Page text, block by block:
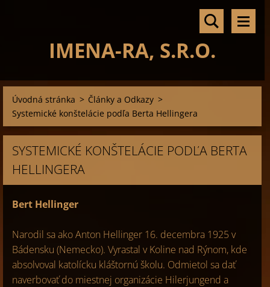
IMENA-RA, S.R.O.
Úvodná stránka > Články a Odkazy >
Systemické konštelácie podľa Berta Hellingera
SYSTEMICKÉ KONŠTELÁCIE PODĽA BERTA
HELLINGERA
Bert Hellinger
Narodil sa ako Anton Hellinger 16. decembra 1925 v
Bádensku (Nemecko). Vyrastal v Koline nad Rýnom, kde
absolvoval katolícku kláštornú školu. Odmietol sa dať
naverbovať do miestnej organizácie Hilerjungend a